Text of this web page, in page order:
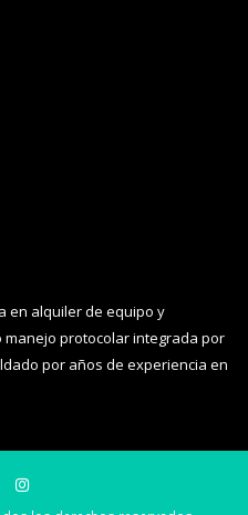
en alquiler de equipo y
protocolar integrada por
por años de experiencia en